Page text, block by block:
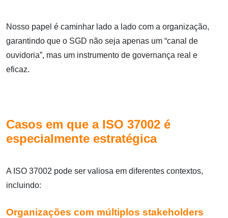
Nosso papel é caminhar lado a lado com a organização,
garantindo que o SGD não seja apenas um “canal de
ouvidoria”, mas um instrumento de governança real e
eficaz.
Casos em que a ISO 37002 é
especialmente estratégica
A ISO 37002 pode ser valiosa em diferentes contextos,
incluindo:
Organizações com múltiplos stakeholders